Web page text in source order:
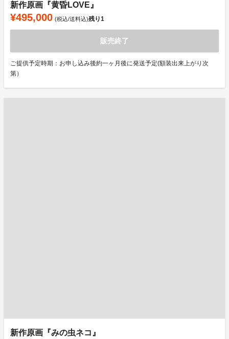
新作原画『黄昏LOVE』
¥495,000 (税込/送料込)残り1
販売終了
ご提供予定時期：お申し込み後約一ヶ月後に発送予定(額装出来上がり次
第）
新作原画『みの虫ネコ』